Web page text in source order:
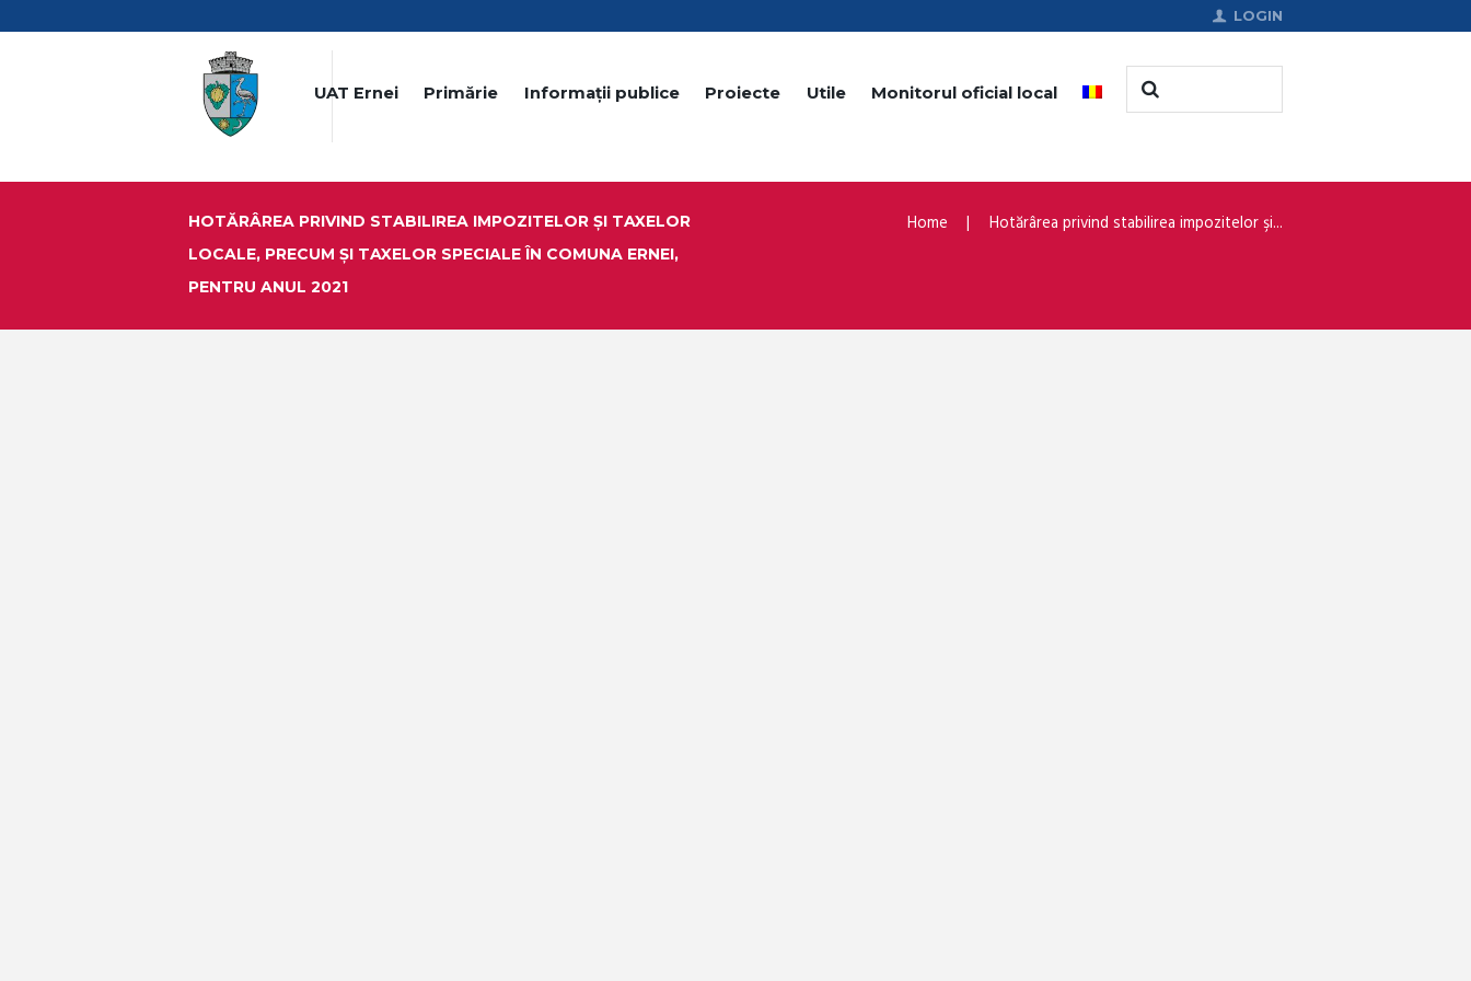
LOGIN
UAT Ernei Primărie Informații publice Proiecte Utile Monitorul oficial local
HOTĂRÂREA PRIVIND STABILIREA IMPOZITELOR ŞI TAXELOR
LOCALE, PRECUM ŞI TAXELOR SPECIALE ÎN COMUNA ERNEI,
PENTRU ANUL 2021
Home Hotărârea privind stabilirea impozitelor şi...